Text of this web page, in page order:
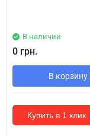
В наличии
0 грн.
В корзину
Купить в 1 клик